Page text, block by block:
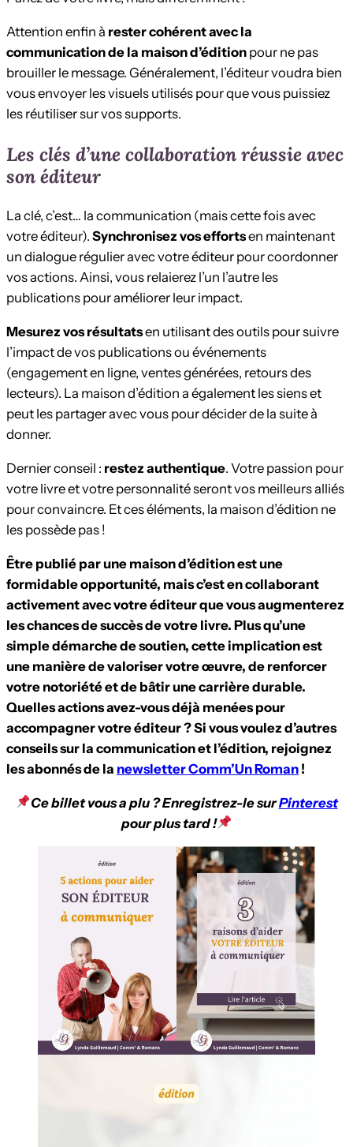
Attention enfin à rester cohérent avec la
communication de la maison d’édition pour ne pas
brouiller le message. Généralement, l’éditeur voudra bien
vous envoyer les visuels utilisés pour que vous puissiez
les réutiliser sur vos supports.
Les clés d’une collaboration réussie avec
son éditeur
La clé, c’est… la communication (mais cette fois avec
votre éditeur). Synchronisez vos effortsen maintenant
un dialogue régulier avec votre éditeur pour coordonner
vos actions. Ainsi, vous relaierez l’un l’autre les
publications pour améliorer leur impact.
Mesurez vos résultatsen utilisant des outils pour suivre
l’impact de vos publications ou événements
(engagement en ligne, ventes générées, retours des
lecteurs). La maison d’édition a également les siens et
peut les partager avec vous pour décider de la suite à
donner.
Dernier conseil : restez authentique. Votre passion pour
votre livre et votre personnalité seront vos meilleurs alliés
pour convaincre. Et ces éléments, la maison d’édition ne
les possède pas !
Être publié par une maison d’édition est une
formidable opportunité, mais c’est en collaborant
activement avec votre éditeur que vous augmenterez
les chances de succès de votre livre. Plus qu’une
simple démarche de soutien, cette implication est
une manière de valoriser votre œuvre, de renforcer
votre notoriété et de bâtir une carrière durable.
Quelles actions avez-vous déjà menées pour
accompagner votre éditeur ? Si vous voulez d’autres
conseils sur la communication et l’édition, rejoignez
les abonnés de la newsletter Comm’Un Roman !
Ce billet vous a plu ? Enregistrez-le surPinterest
pour plus tard !